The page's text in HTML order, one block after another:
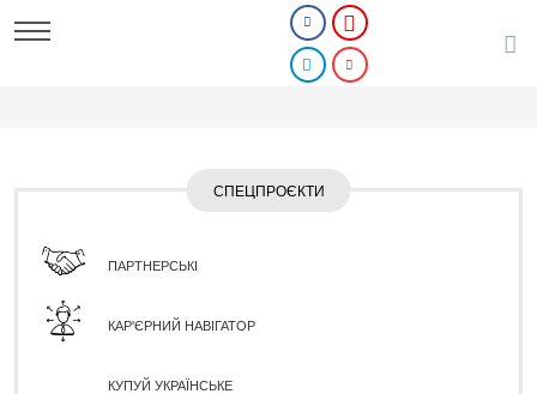
СПЕЦПРОЄКТИ
ПАРТНЕРСЬКІ
КАР'ЄРНИЙ НАВІГАТОР
КУПУЙ УКРАЇНСЬКЕ